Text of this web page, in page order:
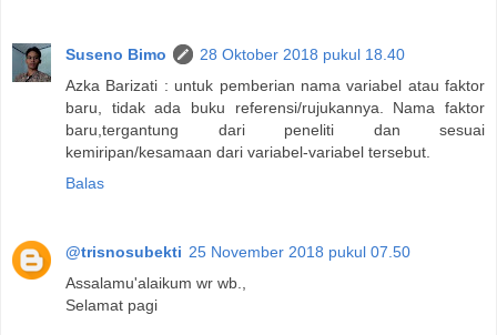
Suseno Bimo
28 Oktober 2018 pukul 18.40
Azka Barizati : untuk pemberian nama variabel atau faktor
baru, tidak ada buku referensi/rujukannya. Nama faktor
baru,tergantung dari peneliti dan sesuai
kemiripan/kesamaan dari variabel-variabel tersebut.
Balas
@trisnosubekti 25 November 2018 pukul 07.50
Assalamu'alaikum wr wb.,
Selamat pagi